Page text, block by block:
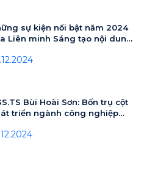
sự kiện nổi bật năm 2024
Liên minh Sáng tạo nội dung
Bùi Hoài Sơn: Bốn trụ cột
triển ngành công nghiệp